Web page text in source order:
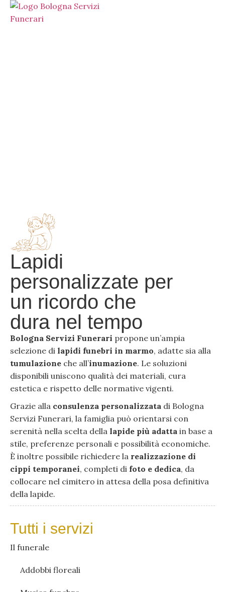
Lapidi
personalizzate per
un ricordo che
dura nel tempo
Bologna Servizi Funerari propone un’ampia
selezione di lapidi funebri in marmo, adatte sia alla
tumulazione che all’inumazione. Le soluzioni
disponibili uniscono qualità dei materiali, cura
estetica e rispetto delle normative vigenti.
Grazie alla consulenza personalizzata di Bologna
Servizi Funerari, la famiglia può orientarsi con
serenità nella scelta della lapide più adatta in base a
stile, preferenze personali e possibilità economiche.
È inoltre possibile richiedere la realizzazione di
cippi temporanei, completi di foto e dedica, da
collocare nel cimitero in attesa della posa definitiva
della lapide.
Tutti i servizi
Il funerale
Addobbi floreali